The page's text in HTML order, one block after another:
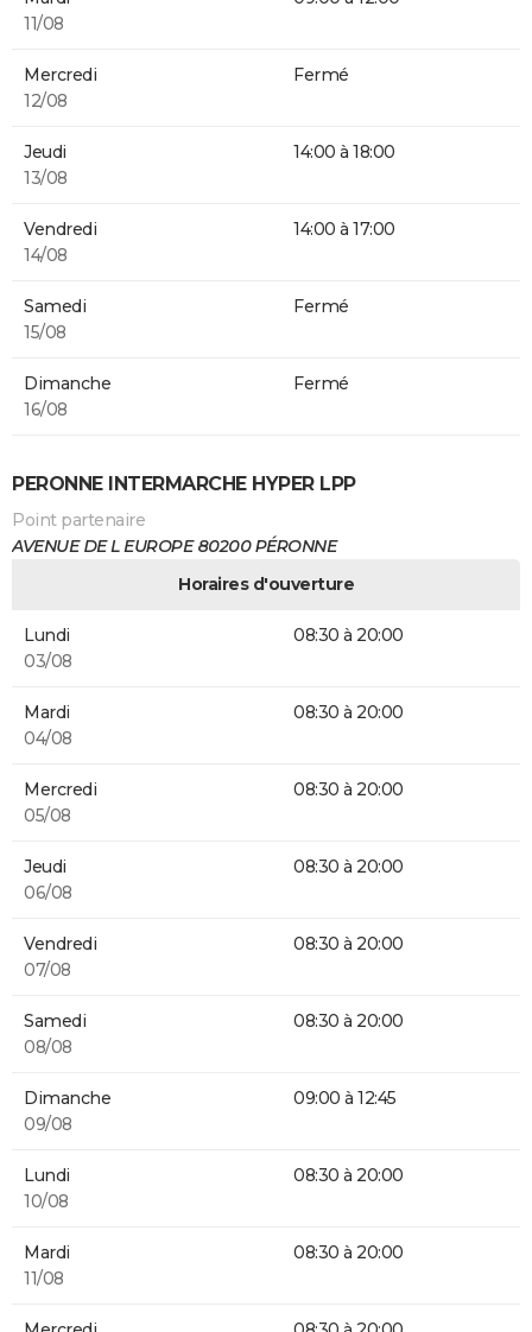
11/08
Mercredi
12/08
Fermé
Jeudi
13/08
14:00 à 18:00
Vendredi
14/08
14:00 à 17:00
Samedi
15/08
Fermé
Dimanche
16/08
Fermé
PERONNE INTERMARCHE HYPER LPP
Point partenaire
AVENUE DE L EUROPE 80200 PÉRONNE
Horaires d'ouverture
Lundi
03/08
08:30 à 20:00
Mardi
04/08
08:30 à 20:00
Mercredi
05/08
08:30 à 20:00
Jeudi
06/08
08:30 à 20:00
Vendredi
07/08
08:30 à 20:00
Samedi
08/08
08:30 à 20:00
Dimanche
09/08
09:00 à 12:45
Lundi
10/08
08:30 à 20:00
Mardi
11/08
08:30 à 20:00